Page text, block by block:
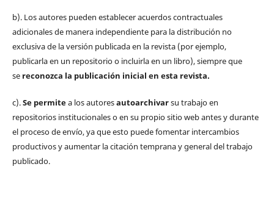
b). Los autores pueden establecer acuerdos contractuales
adicionales de manera independiente para la distribución no
exclusiva de la versión publicada en la revista (por ejemplo,
publicarla en un repositorio o incluirla en un libro), siempre que
sereconozca la publicación inicial en esta revista.
c).Se permitea los autoresautoarchivarsu trabajo en
repositorios institucionales o en su propio sitio web antes y durante
el proceso de envío, ya que esto puede fomentar intercambios
productivos y aumentar la citación temprana y general del trabajo
publicado.